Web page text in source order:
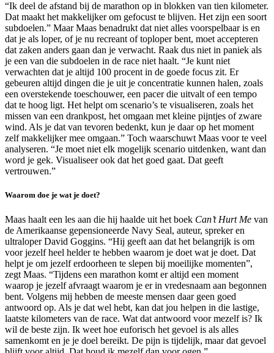
“Ik deel de afstand bij de marathon op in blokken van tien kilometer.
Dat maakt het makkelijker om gefocust te blijven. Het zijn een soort
subdoelen.” Maar Maas benadrukt dat niet alles voorspelbaar is en
dat je als loper, of je nu recreant of toploper bent, moet accepteren
dat zaken anders gaan dan je verwacht. Raak dus niet in paniek als
je een van die subdoelen in de race niet haalt. “Je kunt niet
verwachten dat je altijd 100 procent in de goede focus zit. Er
gebeuren altijd dingen die je uit je concentratie kunnen halen, zoals
een overstekende toeschouwer, een pacer die uitvalt of een tempo
dat te hoog ligt. Het helpt om scenario’s te visualiseren, zoals het
missen van een drankpost, het omgaan met kleine pijntjes of zware
wind. Als je dat van tevoren bedenkt, kun je daar op het moment
zelf makkelijker mee omgaan.” Toch waarschuwt Maas voor te veel
analyseren. “Je moet niet elk mogelijk scenario uitdenken, want dan
word je gek. Visualiseer ook dat het goed gaat. Dat geeft
vertrouwen.”
Waarom doe je wat je doet?
Maas haalt een les aan die hij haalde uit het boek Can’t Hurt Me van
de Amerikaanse gepensioneerde Navy Seal, auteur, spreker en
ultraloper David Goggins. “Hij geeft aan dat het belangrijk is om
voor jezelf heel helder te hebben waarom je doet wat je doet. Dat
helpt je om jezelf erdoorheen te slepen bij moeilijke momenten”,
zegt Maas. “Tijdens een marathon komt er altijd een moment
waarop je jezelf afvraagt waarom je er in vredesnaam aan begonnen
bent. Volgens mij hebben de meeste mensen daar geen goed
antwoord op. Als je dat wel hebt, kan dat jou helpen in die lastige,
laatste kilometers van de race. Wat dat antwoord voor mezelf is? Ik
wil de beste zijn. Ik weet hoe euforisch het gevoel is als alles
samenkomt en je je doel bereikt. De pijn is tijdelijk, maar dat gevoel